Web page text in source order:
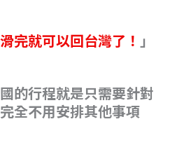
完就可以回台灣了！ 」
的行程就是只需要針對
全不用安排其他事項